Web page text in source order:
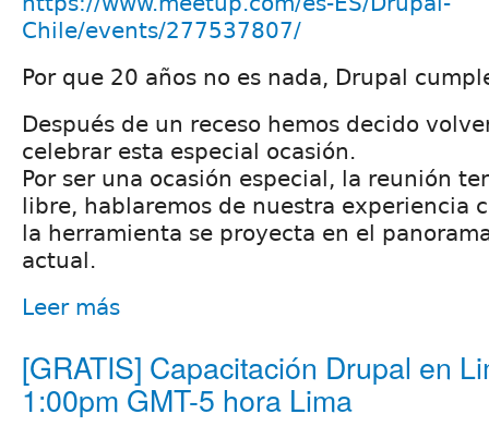
Chile/events/277537807/
Por que 20 años no es nada, Drupal
Después de un receso hemos decido
celebrar esta especial ocasión.
Por ser una ocasión especial, la reunión
libre, hablaremos de nuestra experiencia
la herramienta se proyecta en el
actual.
Leer más
[GRATIS] Capacitación Drupal en
1:00pm GMT-5 hora Lima